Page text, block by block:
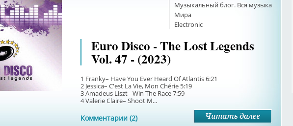
Музыкальный блог. Вся музыка
Мира
Electronic
Euro Disco - The Lost Legends
Vol. 47 - (2023)
1 Franky– Have You Ever Heard Of Atlantis 6:21
2 Jessica– C'est La Vie, Mon Chérie 5:19
3 Amadeus Liszt– Win The Race 7:59
4 Valerie Claire– Shoot M...
Комментарии (2)